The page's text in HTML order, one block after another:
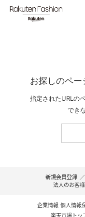
お探しのペー
指定されたURLの
でき
新規会員登録 ／
法人のお客様
企業情報 個人情報
楽天市場トッ